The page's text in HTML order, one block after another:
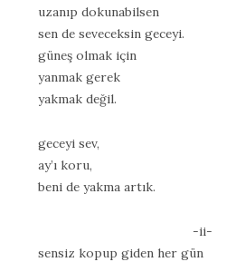
uzanıp dokunabilsen
sen de seveceksin geceyi.
güneş olmak için
yanmak gerek
yakmak değil.
geceyi sev,
ay’ı koru,
beni de yakma artık.
-ii-
sensiz kopup giden her gün